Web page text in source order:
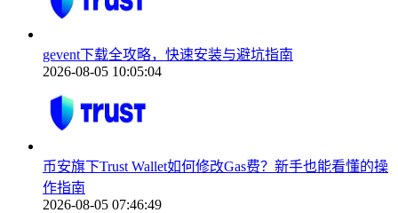
gevent下载全攻略，快速安装与避坑指南
2026-08-05 10:05:04
币安旗下Trust Wallet如何修改Gas费？新手也能看懂的操
作指南
2026-08-05 07:46:49